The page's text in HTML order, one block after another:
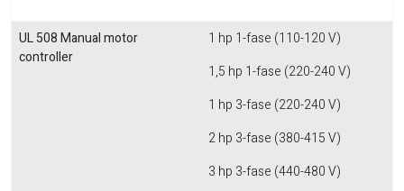
UL 508 Manual motor
controller
1 hp 1-fase (110-120 V)
1,5 hp 1-fase (220-240 V)
1 hp 3-fase (220-240 V)
2 hp 3-fase (380-415 V)
3 hp 3-fase (440-480 V)